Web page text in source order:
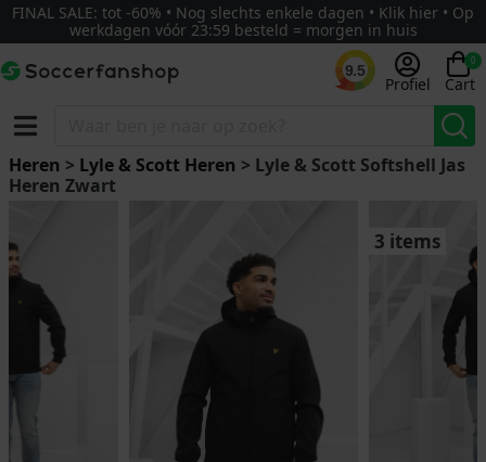
FINAL SALE: tot -60% • Nog slechts enkele dagen • Klik hier • Op
werkdagen vóór 23:59 besteld = morgen in huis
9.5
Profiel
0
Cart
Heren > Lyle & Scott Heren > Lyle & Scott Softshell Jas
Heren Zwart
3 items